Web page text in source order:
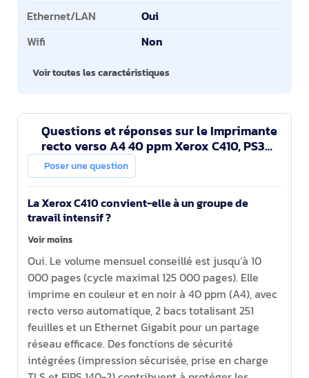
Ethernet/LAN
Oui
Wifi
Non
Voir toutes les caractéristiques
Questions et réponses sur le Imprimante
recto verso A4 40 ppm Xerox C410, PS3
PCL5e/6, 2 magasins 251 feuilles
Poser une question
La Xerox C410 convient-elle à un groupe de
travail intensif ?
Voir moins
Oui. Le volume mensuel conseillé est jusqu’à 10
000 pages (cycle maximal 125 000 pages). Elle
imprime en couleur et en noir à 40 ppm (A4), avec
recto verso automatique, 2 bacs totalisant 251
feuilles et un Ethernet Gigabit pour un partage
réseau efficace. Des fonctions de sécurité
intégrées (impression sécurisée, prise en charge